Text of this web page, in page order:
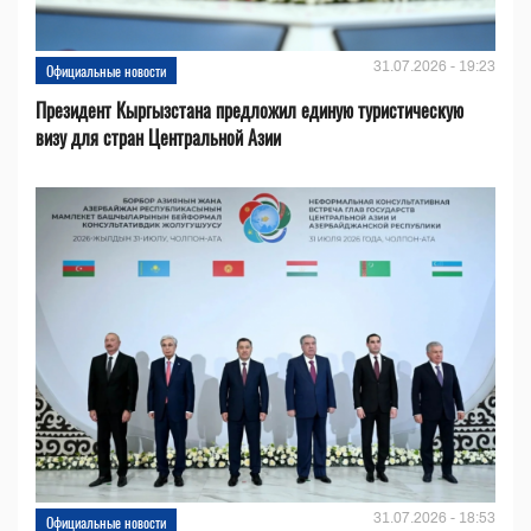
Официальные новости 31.07.2026 - 19:23
Президент Кыргызстана предложил единую туристическую
визу для стран Центральной Азии
Официальные новости 31.07.2026 - 18:53